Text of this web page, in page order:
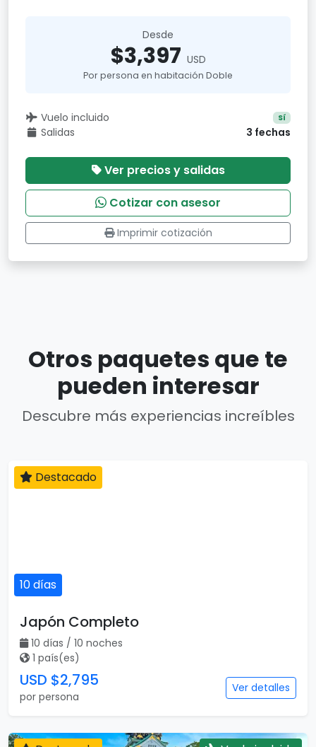
Desde
$3,397 USD
Por persona en habitación Doble
Vuelo incluido Sí
Salidas 3 fechas
Ver precios y salidas
Cotizar con asesor
Imprimir cotización
Otros paquetes que te
pueden interesar
Descubre más experiencias increíbles
10 días
Destacado
Japón Completo
10 días / 10 noches
1 país(es)
USD $2,795
por persona
Ver detalles